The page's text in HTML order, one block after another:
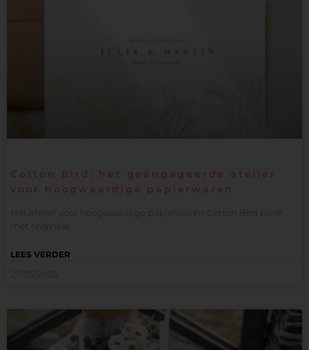
Cotton Bird: het geëngageerde atelier
voor hoogwaardige papierwaren
Het atelier voor hoogwaardige papierwaren Cotton Bird biedt
met originele
LEES VERDER